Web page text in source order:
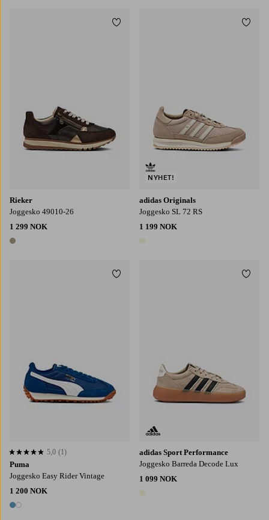
Rieker
Joggesko 49010-26
1 299 NOK
1 farge
Legg til favoritter
adidas Originals
Joggesko SL 72 RS
1 199 NOK
NYHET!
Puma
Joggesko Easy Rider Vintage
1 200 NOK
2 farger
5,0 basert på 1 karaktergivninger
5,0 (1)
Legg til favoritter
adidas Sport Performance
Joggesko Barreda Decode Lux
1 099 NOK
1 farge